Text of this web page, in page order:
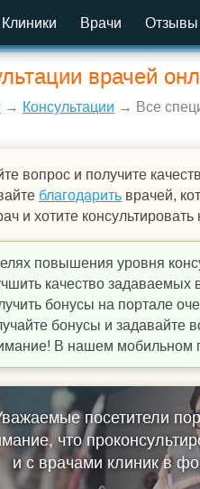
Клиники Врачи Отзывы
врачей
→ Консультации → Все
вопрос и получите
благодарить врачей,
и хотите
повышения уровня
качество задаваемых
бонусы на портале
бонусы и задавайте
В нашем мобильном
посетители
что
и с врачами клиник в